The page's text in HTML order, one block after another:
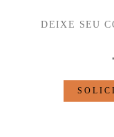
DEIXE SEU